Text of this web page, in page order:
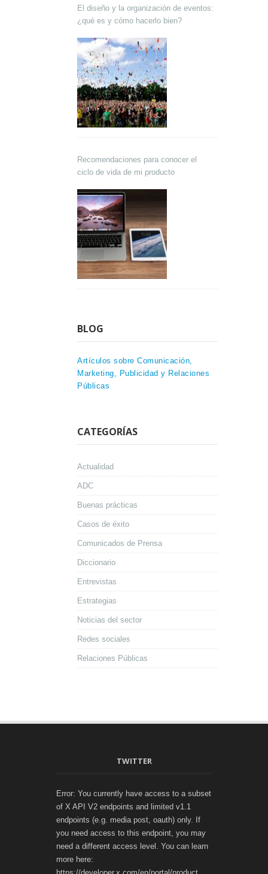
El diseño y la organización de eventos:
¿qué es y cómo hacerlo bien?
Recomendaciones para conocer el
ciclo de vida de mi producto
BLOG
Artículos sobre Comunicación,
Marketing, Publicidad y Relaciones
Públicas
CATEGORÍAS
Actualidad
ADC
Buenas prácticas
Casos de éxito
Comunicados de Prensa
Diccionario
Entrevistas
Estrategias
Noticias del sector
Redes sociales
Relaciones Públicas
TWITTER
Error: You currently have access to a subset
of X API V2 endpoints and limited v1.1
endpoints (e.g. media post, oauth) only. If
you need access to this endpoint, you may
need a different access level. You can learn
more here: